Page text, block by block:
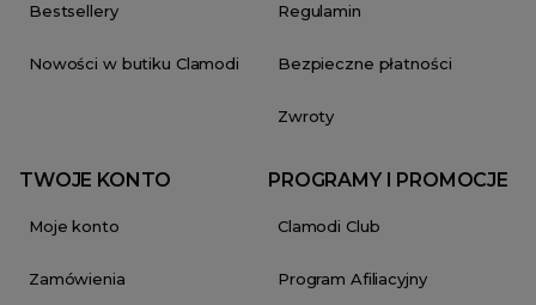
Bestsellery
Nowości w butiku Clamodi
Regulamin
Bezpieczne płatności
Zwroty
TWOJE KONTO
Moje konto
Zamówienia
PROGRAMY I PROMOCJE
Clamodi Club
Program Afiliacyjny